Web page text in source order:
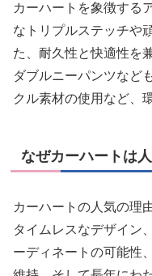
カーハートを象徴する
なトリプルステッチや
た、耐久性と快適性を
ダブルニーパンツなど
クル素材の使用など、
なぜカーハートは
カーハートの人気の理
タイムレスなデザイン
ーディネートの可能性